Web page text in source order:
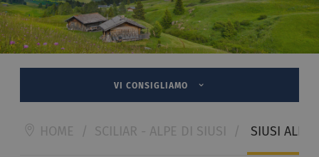
VI CONSIGLIAMO
HOME / SCILIAR - ALPE DI SIUSI / SIUSI ALLO